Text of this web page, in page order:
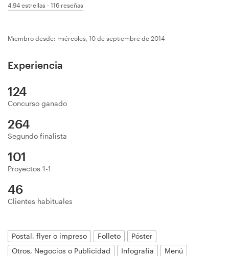
4.94 estrellas - 116 reseñas
Miembro desde: miércoles, 10 de septiembre de 2014
Experiencia
124
Concurso ganado
264
Segundo finalista
101
Proyectos 1-1
46
Clientes habituales
Postal, flyer o impreso Folleto
Póster
Otros, Negocios o Publicidad
Infografía
Menú
Encontrar un diseñador
Descubra la inspiración
99designs Studio
99designs Pro
Obtenga
diseño
Tarjeta de presentación